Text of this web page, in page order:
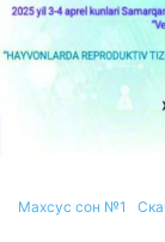
Mахсус сон №1